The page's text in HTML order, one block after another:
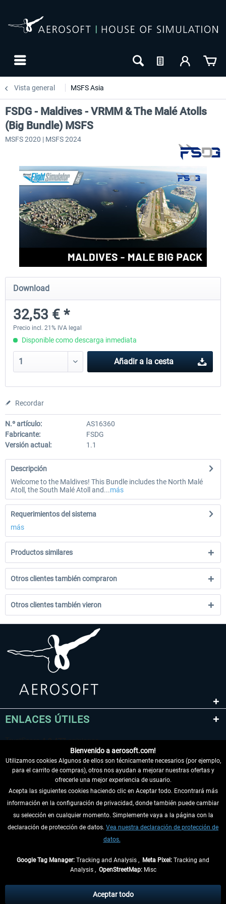
Vista general MSFS Asia
Aerosoft Mt. Everest Airports Vol. 1 -
Lukla
Aerosoft Mt. Everest Airports
Phaplu...
FSDG - Maldives - VRMM & The Malé Atolls
(Big Bundle) MSFS
MSFS 2020 | MSFS 2024
Download
32,53 € *
Precio incl. 21% IVA legal
Disponible como descarga inmediata
Añadir a la cesta
Recordar
N.º artículo:
AS16360
Fabricante:
FSDG
Versión actual:
1.1
Descripción
Welcome to the Maldives! This Bundle includes the North Malé
Atoll, the South Malé Atoll and...más
Requerimientos del sistema
más
Productos similares
Otros clientes también compraron
Otros clientes también vieron
ENLACES ÚTILES
DESISTIR DEL CONTRATO
INFORMACIÓN
tasas de recepción si no se describe lo contrario
Bienvenido a aerosoft.com!
Utilizamos cookies Algunos de ellos son técnicamente necesarios (por ejemplo,
para el carrito de compras), otros nos ayudan a mejorar nuestras ofertas y
ofrecerle una mejor experiencia de usuario.
Acepta las siguientes cookies haciendo clic en Aceptar todo. Encontrará más
información en la configuración de privacidad, donde también puede cambiar
su selección en cualquier momento. Simplemente vaya a la página con la
declaración de protección de datos. Vea nuestra declaración de protección de
datos.
Google Tag Manager: Tracking and Analysis , Meta Pixel: Tracking and
Analysis , OpenStreetMap:Misc
Aceptar todo